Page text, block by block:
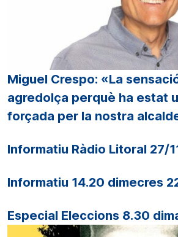
Miguel Crespo: «La
agredolça perquè ha estat
forçada per la nostra
Informatiu Ràdio Litoral 27/
Informatiu 14.20 dimecres
Especial Eleccions 8.30